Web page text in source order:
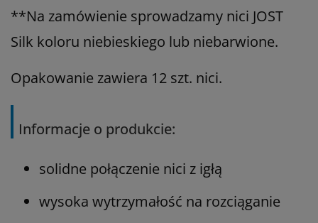
**Na zamówienie sprowadzamy nici JOST
Silk koloru niebieskiego lub niebarwione.
Opakowanie zawiera 12 szt. nici.
Informacje o produkcie:
solidne połączenie nici z igłą
wysoka wytrzymałość na rozciąganie